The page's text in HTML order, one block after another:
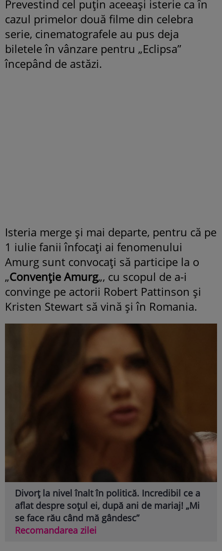
Prevestind cel puţin aceeaşi isterie ca în
cazul primelor două filme din celebra
serie, cinematografele au pus deja
biletele în vânzare pentru „Eclipsa”
începând de astăzi.
Isteria merge şi mai departe, pentru că pe
1 iulie fanii înfocaţi ai fenomenului
Amurg sunt convocaţi să participe la o
„Convenţie Amurg„, cu scopul de a-i
convinge pe actorii Robert Pattinson şi
Kristen Stewart să vină şi în Romania.
Divorț la nivel înalt în politică. Incredibil ce a
aflat despre soțul ei, după ani de mariaj! „Mi
se face rău când mă gândesc”
Recomandarea zilei